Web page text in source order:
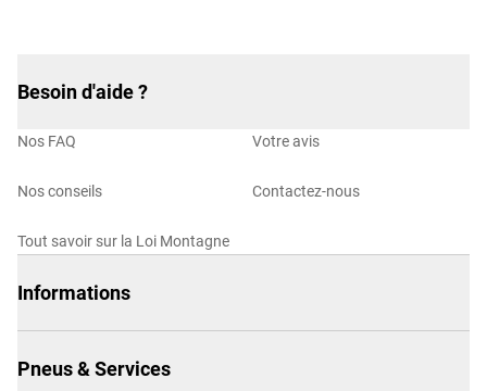
Besoin d'aide ?
Nos FAQ
Nos conseils
Tout savoir sur la Loi Montagne
Votre avis
Contactez-nous
Informations
Pneus & Services